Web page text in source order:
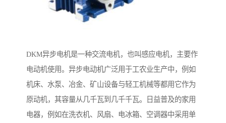
DKM异步电机是一种交流电机，也叫感应电机，主要作
电动机使用。异步电动机广泛用于工农业生产中，例如
机床、水泵、冶金、矿山设备与轻工机械等都用它作为
原动机，其容量从几千瓦到几千千瓦。日益普及的家用
电器，例如在洗衣机、风扇、电冰箱、空调器中采用单